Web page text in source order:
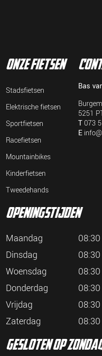
onze fietsen
Stadsfietsen
Elektrische fietsen
Sportfietsen
Racefietsen
Mountainbikes
Kinderfietsen
Tweedehands
Bas
5251
T073
E
openingstijden
Maandag
Dinsdag
Woensdag
Donderdag
Vrijdag
Zaterdag
gesloten op